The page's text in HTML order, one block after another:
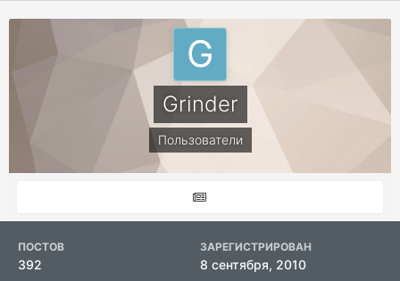
Grinder
Пользователи
ПОСТОВ
392
ЗАРЕГИСТРИРОВАН
8 сентября, 2010